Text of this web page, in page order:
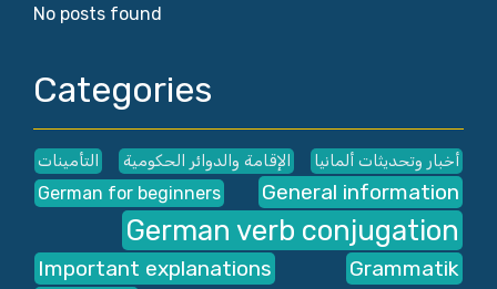
No posts found
Categories
أخبار وتحديثات ألمانيا الإقامة والدوائر الحكومية التأمينات
General information
German for beginners
German verb conjugation
Grammatik
Important explanations